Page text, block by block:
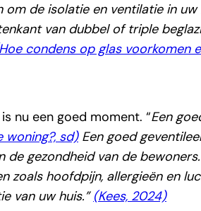
om de isolatie en ventilatie in
van dubbel of triple
condens op glas voorkomen
nu een goed moment. “Een
woning?, sd)Een goed
gezondheid van de
zoals hoofdpijn, allergieën en
van uw huis.” (Kees, 2024)